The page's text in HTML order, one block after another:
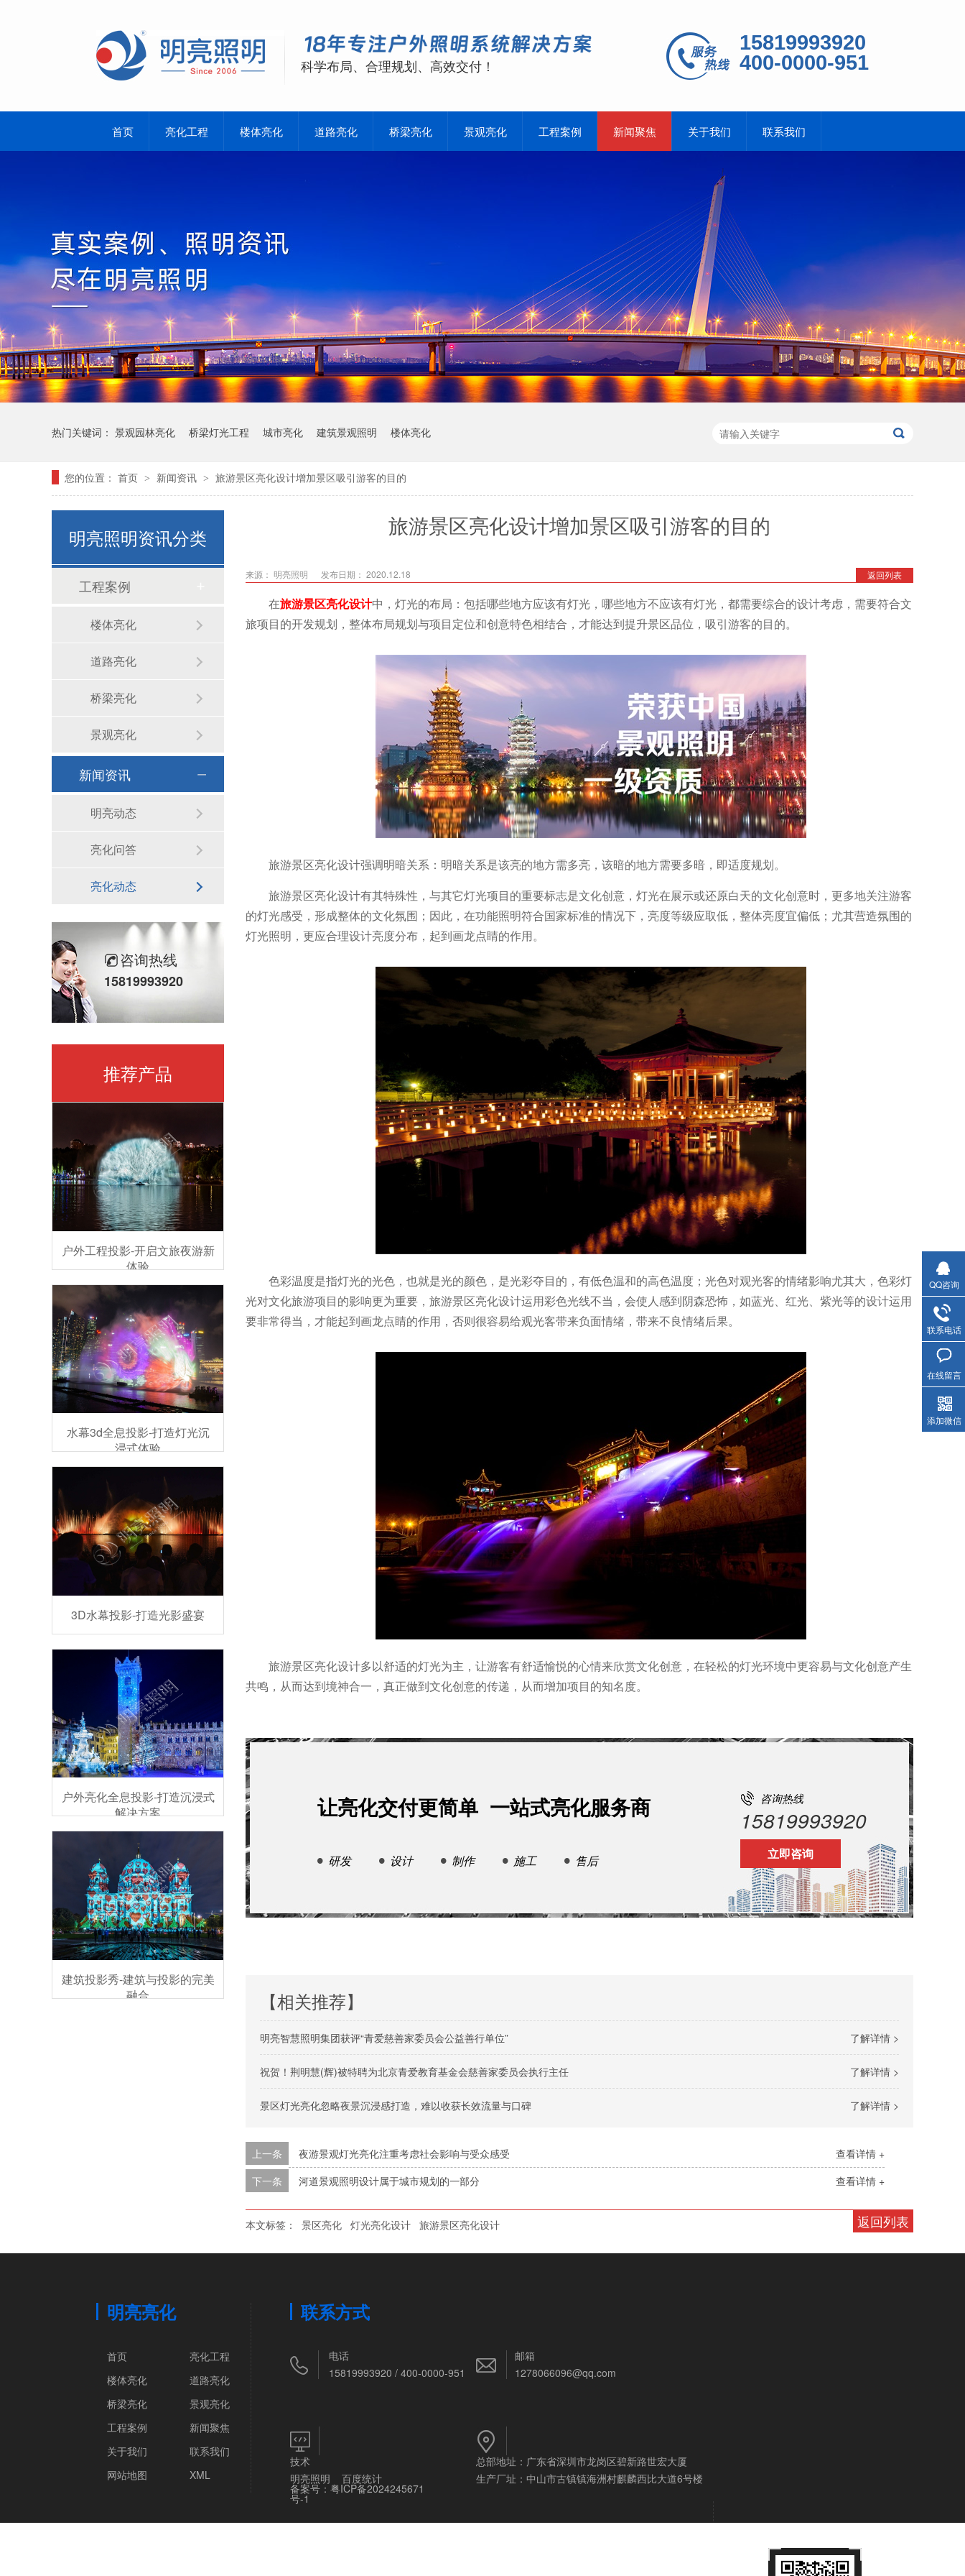
科学布局、合理规划、高效交付！
15819993920
400-0000-951
首页 亮化工程 楼体亮化 道路亮化 桥梁亮化 景观亮化 工程案例 新闻聚焦 关于我们 联系我们
热门关键词： 景观园林亮化 桥梁灯光工程 城市亮化 建筑景观照明 楼体亮化
您的位置： 首页 > 新闻资讯 > 旅游景区亮化设计增加景区吸引游客的目的
旅游景区亮化设计增加景区吸引游客的目的
返回列表
来源： 明亮照明 发布日期： 2020.12.18
在旅游景区亮化设计中，灯光的布局：包括哪些地方应该有灯光，哪些地方不应该有灯光，都需要综合的设计考虑，需要符合文
旅项目的开发规划，整体布局规划与项目定位和创意特色相结合，才能达到提升景区品位，吸引游客的目的。
旅游景区亮化设计强调明暗关系：明暗关系是该亮的地方需多亮，该暗的地方需要多暗，即适度规划。
旅游景区亮化设计有其特殊性，与其它灯光项目的重要标志是文化创意，灯光在展示或还原白天的文化创意时，更多地关注游客
的灯光感受，形成整体的文化氛围；因此，在功能照明符合国家标准的情况下，亮度等级应取低，整体亮度宜偏低；尤其营造氛围的
灯光照明，更应合理设计亮度分布，起到画龙点睛的作用。
色彩温度是指灯光的光色，也就是光的颜色，是光彩夺目的，有低色温和的高色温度；光色对观光客的情绪影响尤其大，色彩灯
光对文化旅游项目的影响更为重要，旅游景区亮化设计运用彩色光线不当，会使人感到阴森恐怖，如蓝光、红光、紫光等的设计运用
要非常得当，才能起到画龙点睛的作用，否则很容易给观光客带来负面情绪，带来不良情绪后果。
旅游景区亮化设计多以舒适的灯光为主，让游客有舒适愉悦的心情来欣赏文化创意，在轻松的灯光环境中更容易与文化创意产生
共鸣，从而达到境神合一，真正做到文化创意的传递，从而增加项目的知名度。
让亮化交付更简单 一站式亮化服务商 咨询热线
15819993920
立即咨询
研发 设计 制作 施工 售后
【相关推荐】
了解详情 >
明亮智慧照明集团获评“青爱慈善家委员会公益善行单位”
了解详情 >
祝贺！荆明慧(辉)被特聘为北京青爱教育基金会慈善家委员会执行主任
了解详情 >
景区灯光亮化忽略夜景沉浸感打造，难以收获长效流量与口碑
查看详情 +
上一条
夜游景观灯光亮化注重考虑社会影响与受众感受
查看详情 +
下一条 河道景观照明设计属于城市规划的一部分
返回列表
本文标签： 景区亮化 灯光亮化设计 旅游景区亮化设计
明亮照明资讯分类
工程案例
楼体亮化
道路亮化
桥梁亮化
景观亮化
新闻资讯
明亮动态
亮化问答
亮化动态
咨询热线
15819993920
推荐产品
户外工程投影-开启文旅夜游新
体验
水幕3d全息投影-打造灯光沉
浸式体验
3D水幕投影-打造光影盛宴
户外亮化全息投影-打造沉浸式
解决方案
建筑投影秀-建筑与投影的完美
融合
明亮亮化
首页
亮化工程
楼体亮化
道路亮化
桥梁亮化
景观亮化
工程案例
新闻聚焦
关于我们
联系我们
网站地图
XML
联系方式
电话
15819993920 / 400-0000-951
邮箱
1278066096@qq.com
技术
明亮照明
百度统计
备案号：粤ICP备2024245671
号-1
总部地址：广东省深圳市龙岗区碧新路世宏大厦
生产厂址：中山市古镇镇海洲村麒麟西比大道6号楼
QQ咨询
联系电话
在线留言
添加微信